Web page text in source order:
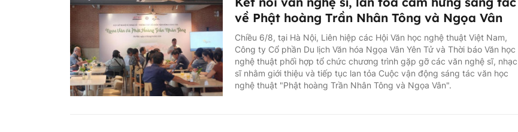
về Phật hoàng Trần Nhân Tông và Ngọa Vân
Chiều 6/8, tại Hà Nội, Liên hiệp các Hội Văn học nghệ thuật Việt Nam,
Công ty Cổ phần Du lịch Văn hóa Ngọa Vân Yên Tử và Thời báo Văn học
nghệ thuật phối hợp tổ chức chương trình gặp gỡ các văn nghệ sĩ, nhạc
sĩ nhằm giới thiệu và tiếp tục lan tỏa Cuộc vận động sáng tác văn học
nghệ thuật "Phật hoàng Trần Nhân Tông và Ngọa Vân".